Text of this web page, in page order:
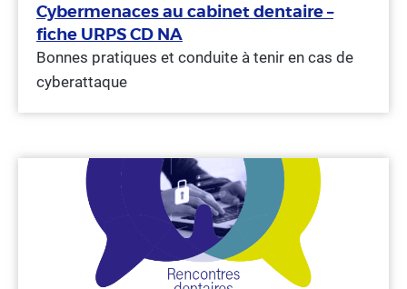
Cybermenaces au cabinet dentaire –
fiche URPS CD NA
Bonnes pratiques et conduite à tenir en cas de
cyberattaque